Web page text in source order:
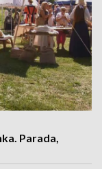
Parada,